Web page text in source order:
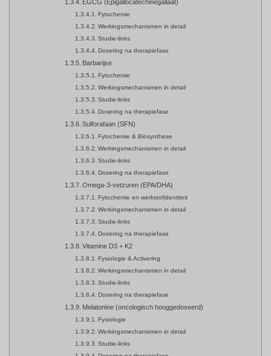
EGCG (Epigallocatechinegallaat)
Fytochemie
Werkingsmechanismen in detail
Studie-links
Dosering na therapiefase
Barbarijse
Fytochemie
Werkingsmechanismen in detail
Studie-links
Dosering na therapiefase
Sulforafaan (SFN)
Fytochemie & Biosynthese
Werkingsmechanismen in detail
Studie-links
Dosering na therapiefase
Omega-3-vetzuren (EPA/DHA)
Fytochemie en werkstofidentiteit
Werkingsmechanismen in detail
Studie-links
Dosering na therapiefase
Vitamine D3 + K2
Fysiologie & Activering
Werkingsmechanismen in detail
Studie-links
Dosering na therapiefase
Melatonine (oncologisch hooggedoseerd)
Fysiologie
Werkingsmechanismen in detail
Studie-links